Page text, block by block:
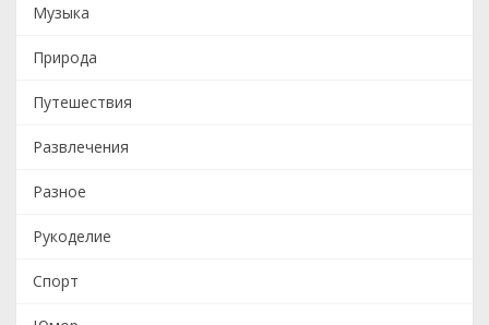
Музыка
Природа
Путешествия
Развлечения
Разное
Рукоделие
Спорт